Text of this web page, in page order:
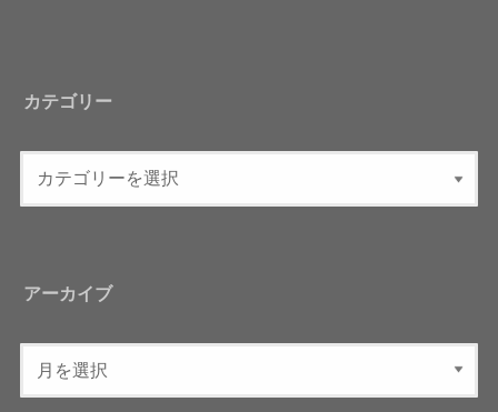
カテゴリー
アーカイブ